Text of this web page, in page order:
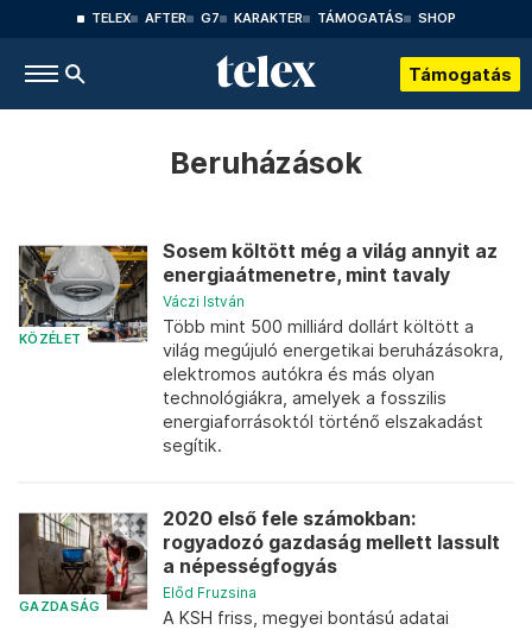
TELEX AFTER G7 KARAKTER TÁMOGATÁS SHOP
Támogatás
Beruházások
KÖZÉLET
Sosem költött még a világ annyit az
energiaátmenetre, mint tavaly
Váczi István
Több mint 500 milliárd dollárt költött a
világ megújuló energetikai beruházásokra,
elektromos autókra és más olyan
technológiákra, amelyek a fosszilis
energiaforrásoktól történő elszakadást
segítik.
GAZDASÁG
2020 első fele számokban:
rogyadozó gazdaság mellett lassult
a népességfogyás
Előd Fruzsina
A KSH friss, megyei bontású adatai